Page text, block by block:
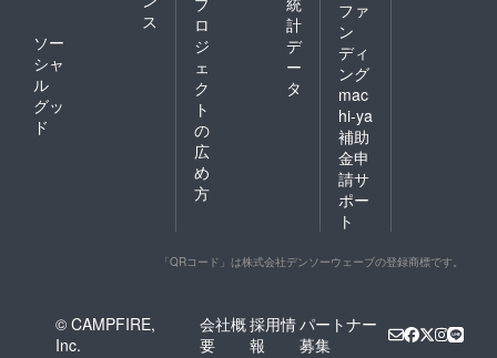
す。 ※
望され
るお名
ス
ソー
シャ
ル
グッ
ド
ロ
ジ
ェ
ク
ト
の
広
め
方
計
デ
ー
タ
ファ
ン
ディ
ング
mac
hi-ya
補助
金申
請サ
ポー
ト
「QRコード」は株式会社デンソーウェーブの登録商標です。
© CAMPFIRE,
Inc.
会社概
要
採用情
報
パートナー
募集